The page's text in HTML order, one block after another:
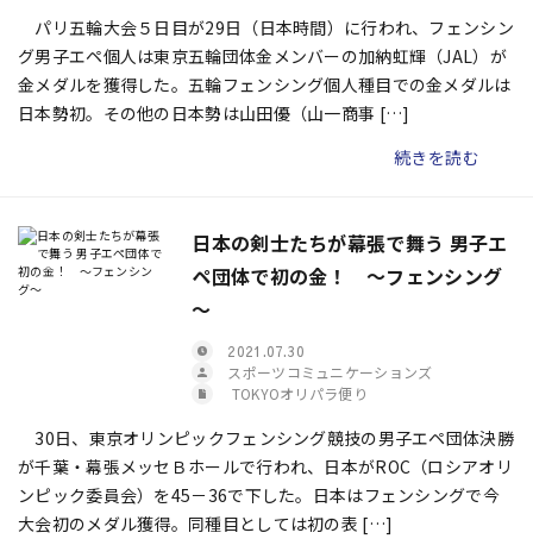
パリ五輪大会５日目が29日（日本時間）に行われ、フェンシン
グ男子エペ個人は東京五輪団体金メンバーの加納虹輝（JAL）が
金メダルを獲得した。五輪フェンシング個人種目での金メダルは
日本勢初。その他の日本勢は山田優（山一商事 […]
続きを読む
日本の剣士たちが幕張で舞う 男子エ
ペ団体で初の金！ ～フェンシング
～
2021.07.30
スポーツコミュニケーションズ
TOKYOオリパラ便り
30日、東京オリンピックフェンシング競技の男子エペ団体決勝
が千葉・幕張メッセＢホールで行われ、日本がROC（ロシアオリ
ンピック委員会）を45－36で下した。日本はフェンシングで今
大会初のメダル獲得。同種目としては初の表 […]